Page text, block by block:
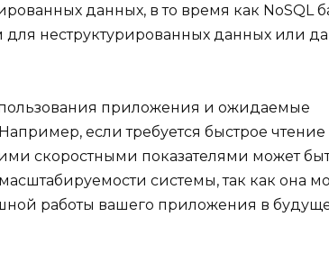
данных, в то время как NoSQL
неструктурированных данных или
приложения и ожидаемые
если требуется быстрое чтение
скоростными показателями может
системы, так как она
работы вашего приложения в